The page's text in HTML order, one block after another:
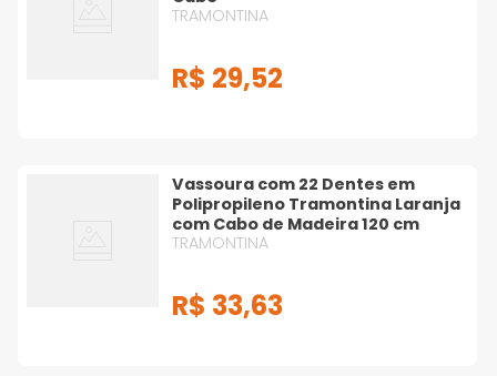
TRAMONTINA
R$ 29,52
Vassoura com 22 Dentes em
Polipropileno Tramontina Laranja
com Cabo de Madeira 120 cm
TRAMONTINA
R$ 33,63